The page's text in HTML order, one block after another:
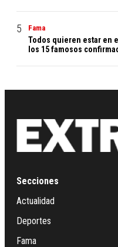
Fama
Todos quieren estar en
los 15 famosos
Secciones
Actualidad
Deportes
Fama